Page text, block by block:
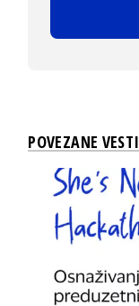
POVEZANE VESTI